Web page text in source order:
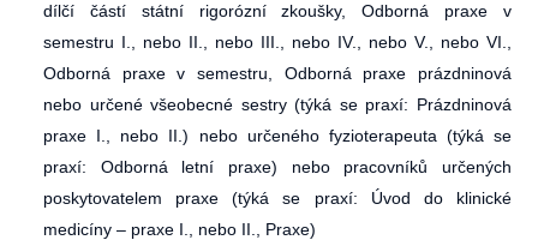
dílčí částí státní rigorózní zkoušky, Odborná praxe v
semestru I., nebo II., nebo III., nebo IV., nebo V., nebo VI.,
Odborná praxe v semestru, Odborná praxe prázdninová
nebo určené všeobecné sestry (týká se praxí: Prázdninová
praxe I., nebo II.) nebo určeného fyzioterapeuta (týká se
praxí: Odborná letní praxe) nebo pracovníků určených
poskytovatelem praxe (týká se praxí: Úvod do klinické
medicíny – praxe I., nebo II., Praxe)